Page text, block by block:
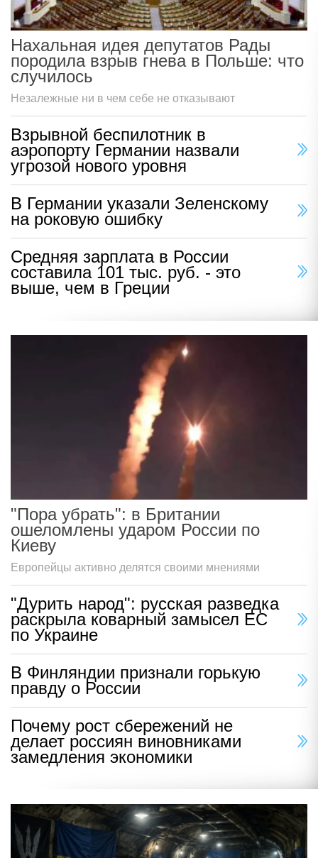
Нахальная идея депутатов Рады
породила взрыв гнева в Польше: что
случилось
Незалежные ни в чем себе не отказывают
Взрывной беспилотник в
аэропорту Германии назвали
угрозой нового уровня
В Германии указали Зеленскому
на роковую ошибку
Средняя зарплата в России
составила 101 тыс. руб. - это
выше, чем в Греции
"Пора убрать": в Британии
ошеломлены ударом России по
Киеву
Европейцы активно делятся своими мнениями
"Дурить народ": русская разведка
раскрыла коварный замысел ЕС
по Украине
В Финляндии признали горькую
правду о России
Почему рост сбережений не
делает россиян виновниками
замедления экономики